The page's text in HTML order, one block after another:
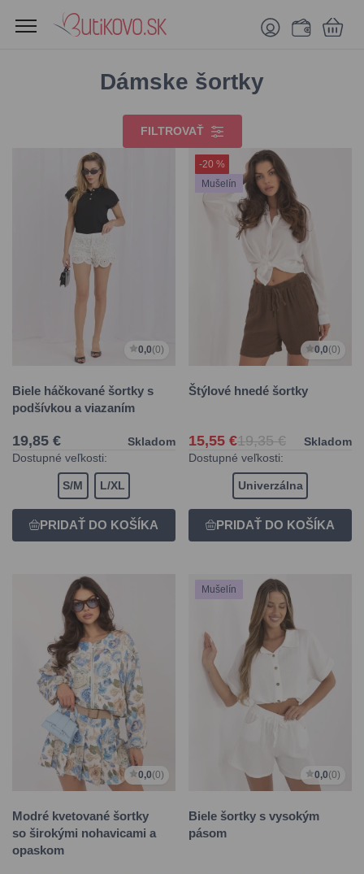
Dámske šortky
FILTROVAŤ
0,0(0)
Biele háčkované šortky s
podšívkou a viazaním
19,85 €
Skladom
Dostupné veľkosti:
S/M L/XL
-20 %
Mušelín
0,0(0)
Štýlové hnedé šortky
15,55 €19,35 €
Skladom
Dostupné veľkosti:
Univerzálna
0,0(0)
Modré kvetované šortky
so širokými nohavicami a
opaskom
Mušelín
0,0(0)
Biele šortky s vysokým
pásom